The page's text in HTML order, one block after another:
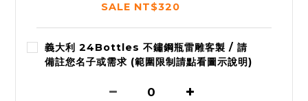
SALE NT$320
義大利 24Bottles 不鏽鋼瓶雷雕客製 / 請
備註您名子或需求 (範圍限制請點看圖示說明)